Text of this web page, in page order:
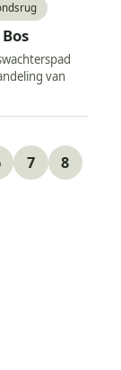
van
7
8